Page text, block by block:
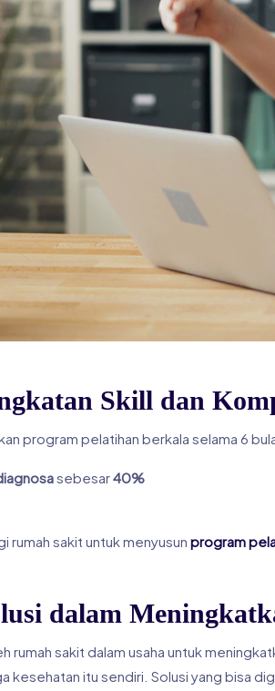
Skill dan
program pelatihan berkala selama 6
sebesar40%
rumah sakit untuk menyusun program
dalam
rumah sakit dalam usaha untuk
kesehatan itu sendiri. Solusi yang bisa